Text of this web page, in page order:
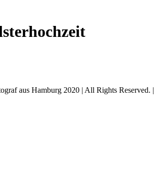
aus Hamburg 2020 | All Rights Reserved. |